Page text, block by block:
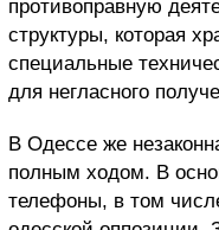
противоправную
структуры, которая
специальные
для негласного
В Одессе же
полным ходом. В
телефоны, в том